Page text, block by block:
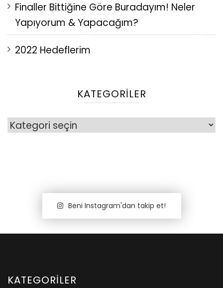
Finaller Bittiğine Göre Buradayım! Neler
Yapıyorum & Yapacağım?
2022 Hedeflerim
KATEGORILER
Kategoriler
Beni Instagram'dan takip et!
KATEGORILER